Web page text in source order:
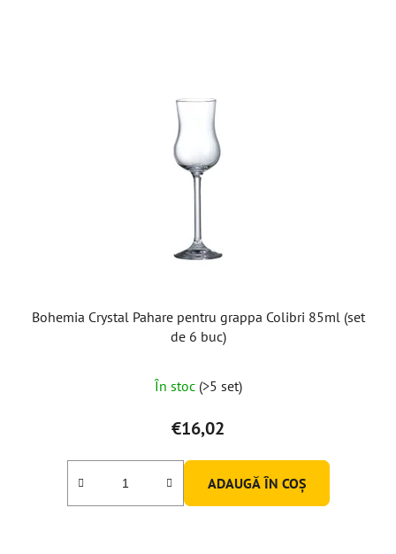
Bohemia Crystal Pahare pentru grappa Colibri 85ml (set
de 6 buc)
În stoc (>5 set)
€16,02
ADAUGĂ ÎN COŞ